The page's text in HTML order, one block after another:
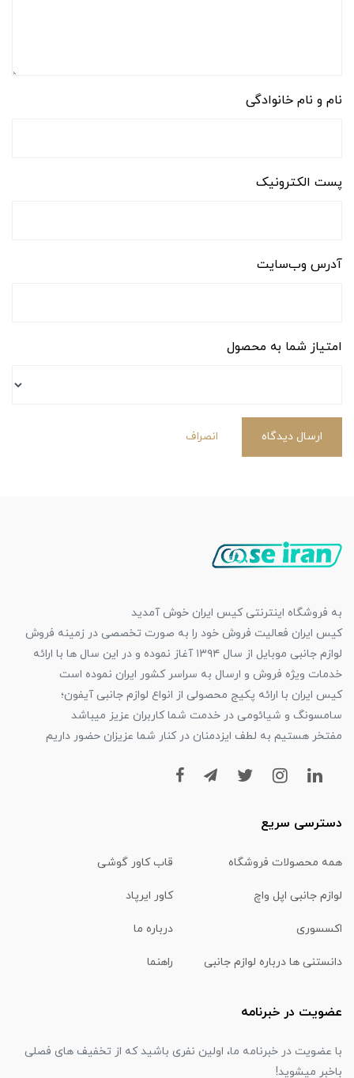
نام و نام خانوادگی
پست الکترونیک
آدرس وب‌سایت
امتیاز شما به محصول
ارسال دیدگاه انصراف
به فروشگاه اینترنتی کیس ایران خوش آمدید
کیس ایران فعالیت فروش خود را به صورت تخصصی در زمینه فروش
لوازم جانبی موبایل از سال ۱۳۹۴ آغاز نموده و در این سال ها با ارائه
خدمات ویژه فروش و ارسال به سراسر کشور ایران نموده است
کیس ایران با ارائه پکیج محصولی از انواع لوازم جانبی آیفون؛
سامسونگ و شیائومی در خدمت شما کاربران عزیز میباشد
مفتخر هستیم به لطف ایزدمنان در کنار شما عزیزان حضور داریم
دسترسی سریع
همه محصولات فروشگاه قاب کاور گوشی
لوازم جانبی اپل واچ کاور ایرپاد
اکسسوری درباره ما
دانستنی ها درباره لوازم جانبی راهنما
عضویت در خبرنامه
با عضویت در خبرنامه ما، اولین نفری باشید که از تخفیف های فصلی
باخبر میشوید!